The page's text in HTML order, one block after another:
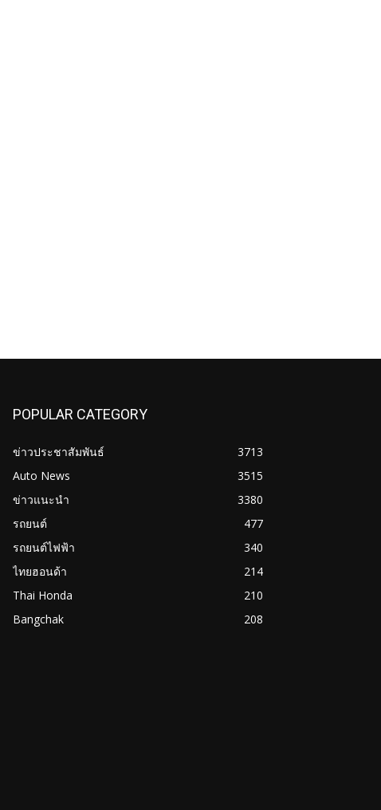
POPULAR CATEGORY
ข่าวประชาสัมพันธ์
3713
Auto News
3515
ข่าวแนะนำ
3380
รถยนต์
477
รถยนต์ไฟฟ้า
340
ไทยฮอนด้า
214
Thai Honda
210
Bangchak
208